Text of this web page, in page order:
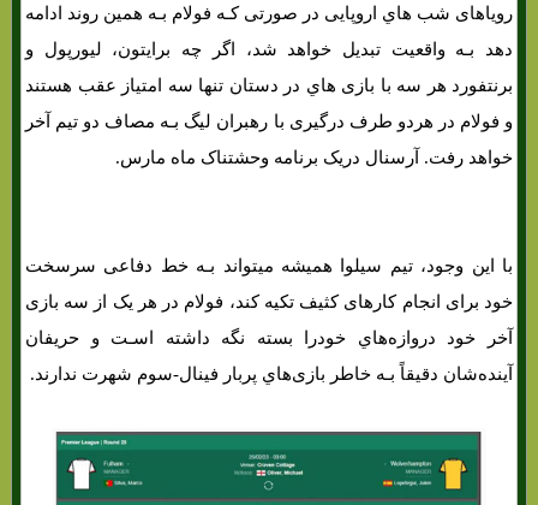
رویاهای شب هاي‌ اروپایی در صورتی کـه فولام بـه همین روند ادامه
دهد بـه واقعیت تبدیل خواهد شد، اگر چه برایتون، لیورپول و
برنتفورد هر سه با بازی هاي‌ در دستان تنها سه امتیاز عقب هستند
و فولام در هردو طرف درگیری با رهبران لیگ بـه مصاف دو تیم آخر
خواهد رفت. آرسنال دریک برنامه وحشتناک ماه مارس.
با این وجود، تیم سیلوا همیشه میتواند بـه خط دفاعی سرسخت
خود برای انجام کارهای کثیف تکیه کند، فولام در هر یک از سه بازی
آخر خود دروازه‌هاي‌ خودرا بسته نگه داشته اسـت و حریفان
آینده‌شان دقیقاً بـه خاطر بازی‌هاي‌ پربار فینال-سوم شهرت ندارند.